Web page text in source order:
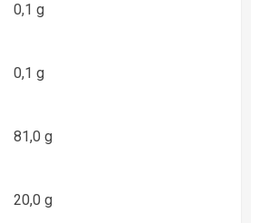
0,1 g
0,1 g
81,0 g
20,0 g